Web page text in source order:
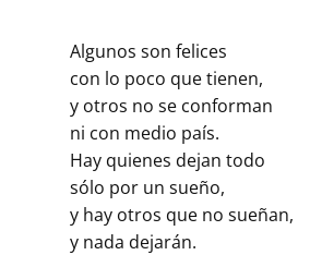
Algunos son felices
con lo poco que tienen,
y otros no se conforman
ni con medio país.
Hay quienes dejan todo
sólo por un sueño,
y hay otros que no sueñan,
y nada dejarán.